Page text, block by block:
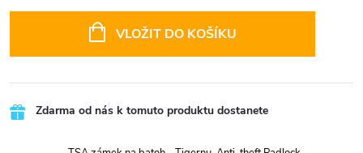
VLOŽIT DO KOŠÍKU
Zdarma od nás k tomuto produktu dostanete